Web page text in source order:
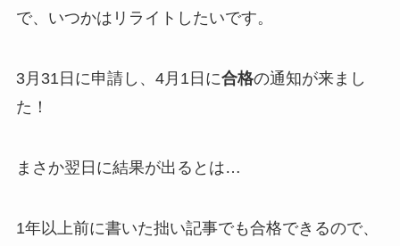
で、いつかはリライトしたいです。
3月31日に申請し、4月1日に合格の通知が来まし
た！
まさか翌日に結果が出るとは…
1年以上前に書いた拙い記事でも合格できるので、